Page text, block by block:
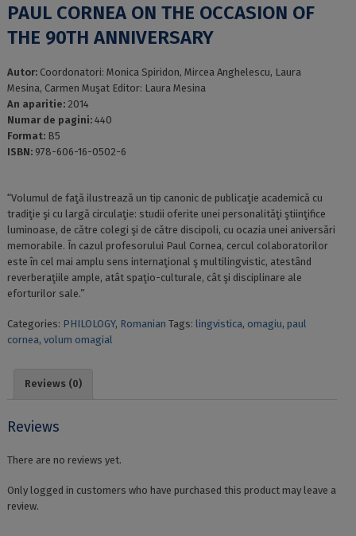
PAUL CORNEA ON THE OCCASION OF
THE 90TH ANNIVERSARY
Autor: Coordonatori: Monica Spiridon, Mircea Anghelescu, Laura
Mesina, Carmen Muşat Editor: Laura Mesina
An aparitie: 2014
Numar de pagini: 440
Format: B5
ISBN: 978-606-16-0502-6
“Volumul de faţă ilustrează un tip canonic de publicaţie academică cu
tradiţie şi cu largă circulaţie: studii oferite unei personalităţi ştiinţifice
luminoase, de către colegi şi de către discipoli, cu ocazia unei aniversări
memorabile. În cazul profesorului Paul Cornea, cercul colaboratorilor
este în cel mai amplu sens internaţional ş multilingvistic, atestând
reverberaţiile ample, atât spaţio-culturale, cât şi disciplinare ale
eforturilor sale.”
Categories: PHILOLOGY, Romanian Tags: lingvistica, omagiu, paul
cornea, volum omagial
Reviews (0)
Reviews
There are no reviews yet.
Only logged in customers who have purchased this product may leave a
review.